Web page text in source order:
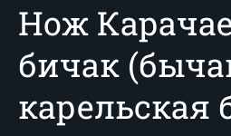
Нож
бичак
карельская